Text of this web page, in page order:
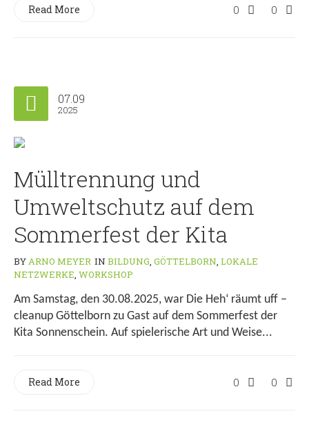
0 0
Read More
07.09
2025
Mülltrennung und
Umweltschutz auf dem
Sommerfest der Kita
BYARNO MEYER IN BILDUNG, GÖTTELBORN, LOKALE
NETZWERKE, WORKSHOP
Am Samstag, den 30.08.2025, war Die Heh‘ räumt uff –
cleanup Göttelborn zu Gast auf dem Sommerfest der
Kita Sonnenschein. Auf spielerische Art und Weise...
0 0
Read More